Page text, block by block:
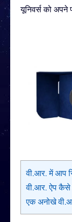
यूनिवर्स को अपने
वी.आर. में आप
वी.आर. ऐप कैसे
एक अनोखे